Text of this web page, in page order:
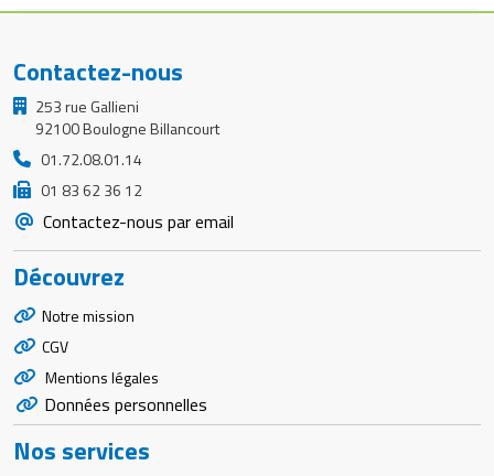
Contactez-nous
253 rue Gallieni
92100 Boulogne Billancourt
01.72.08.01.14
01 83 62 36 12
Contactez-nous par email
Découvrez
Notre mission
CGV
Mentions légales
Données personnelles
Nos services